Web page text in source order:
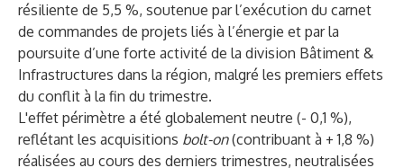
résiliente de 5,5 %, soutenue par l’exécution du carnet
de commandes de projets liés à l’énergie et par la
poursuite d’une forte activité de la division Bâtiment &
Infrastructures dans la région, malgré les premiers effets
du conflit à la fin du trimestre.
L'effet périmètre a été globalement neutre (- 0,1 %),
reflétant les acquisitions bolt-on(contribuant à + 1,8 %)
réalisées au cours des derniers trimestres, neutralisées